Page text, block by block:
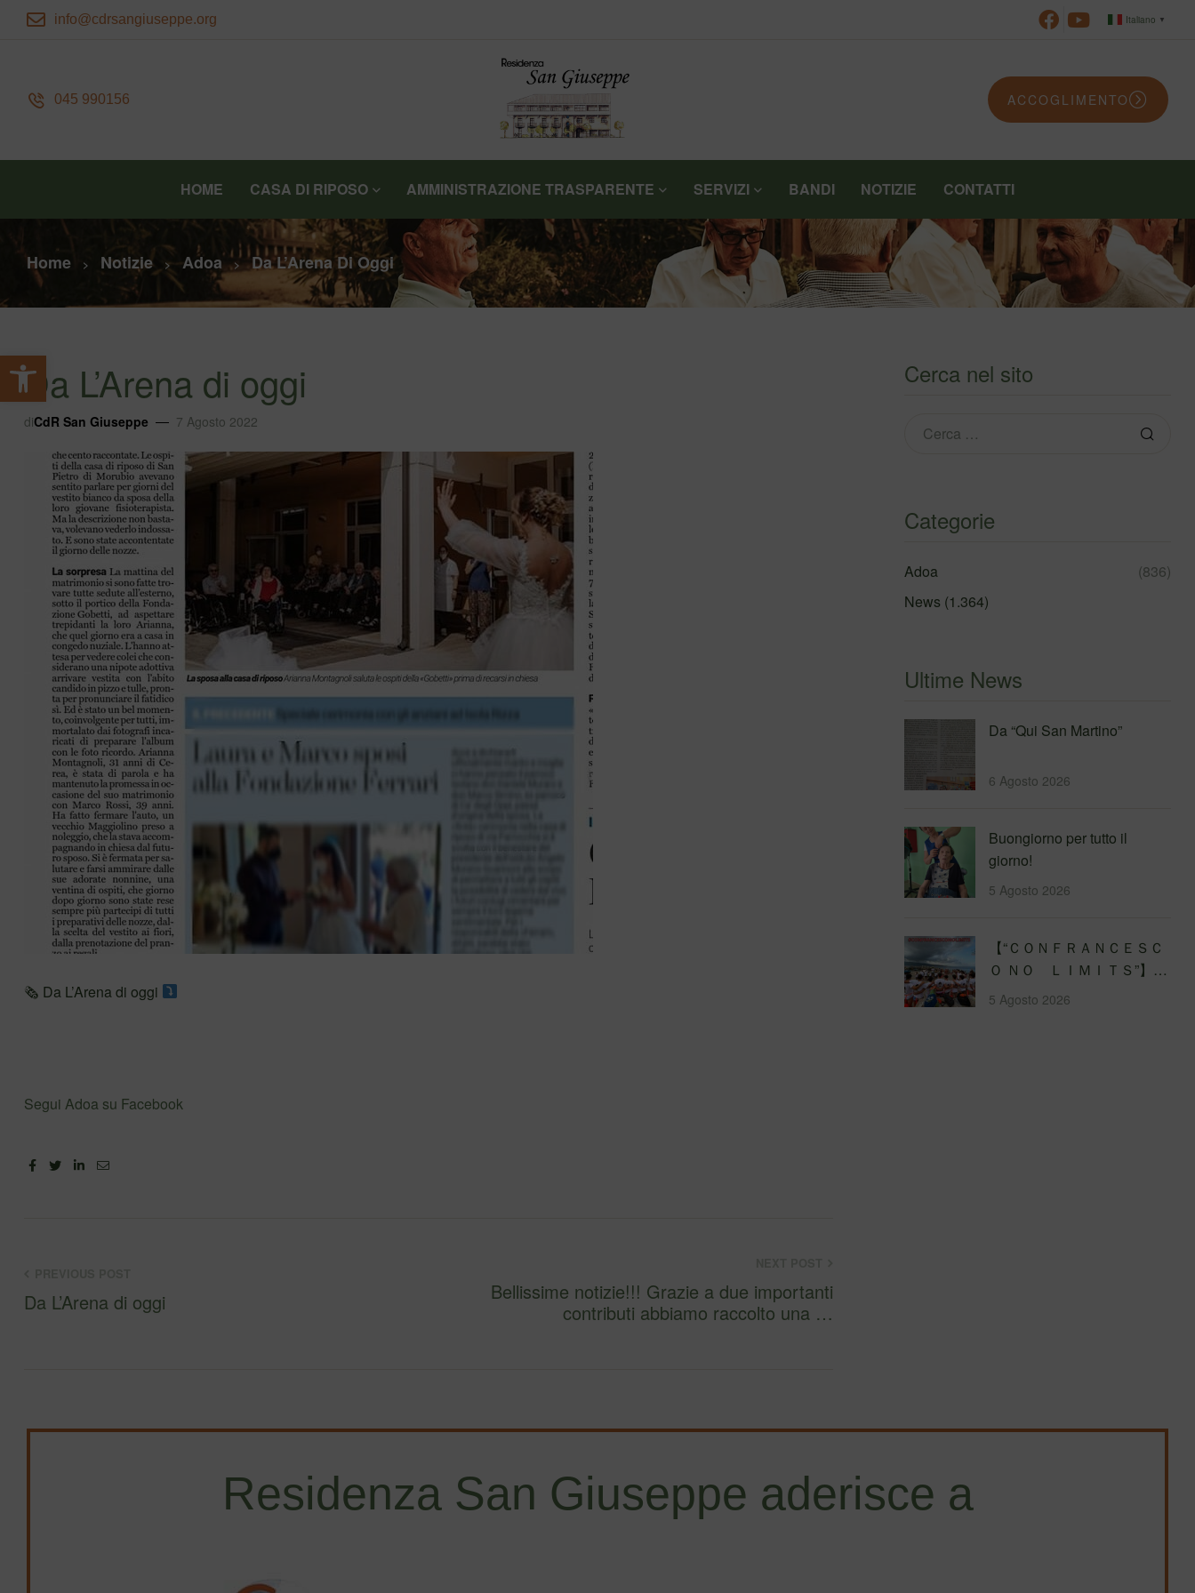
Apri la barra degli strumenti
info@cdrsangiuseppe.org Italiano ▼
045 990156 ACCOGLIMENTO
HOME CASA DI RIPOSO AMMINISTRAZIONE TRASPARENTE SERVIZI BANDI NOTIZIE CONTATTI
Home > Notizie > Adoa > Da L’Arena Di Oggi
Da L’Arena di oggi
diCdR San Giuseppe 7 Agosto 2022
🗞 Da L’Arena di oggi
Segui Adoa su Facebook
FacebookTwitterLinkedin
Email
Da L’Arena di oggi
Bellissime notizie!!! Grazie a due importanti
contributi abbiamo raccolto una …
Cerca nel sito
Categorie
Adoa
(836)
News (1.364)
Ultime News
Da “Qui San Martino”
6 Agosto 2026
Buongiorno per tutto il
giorno!
5 Agosto 2026
【 “ＣＯＮＦＲＡＮＣＥＳＣ
Ｏ ＮＯ ＬＩＭＩＴＳ”】
Traversata dello Stretto di
Messina
5 Agosto 2026
Residenza San Giuseppe aderisce a